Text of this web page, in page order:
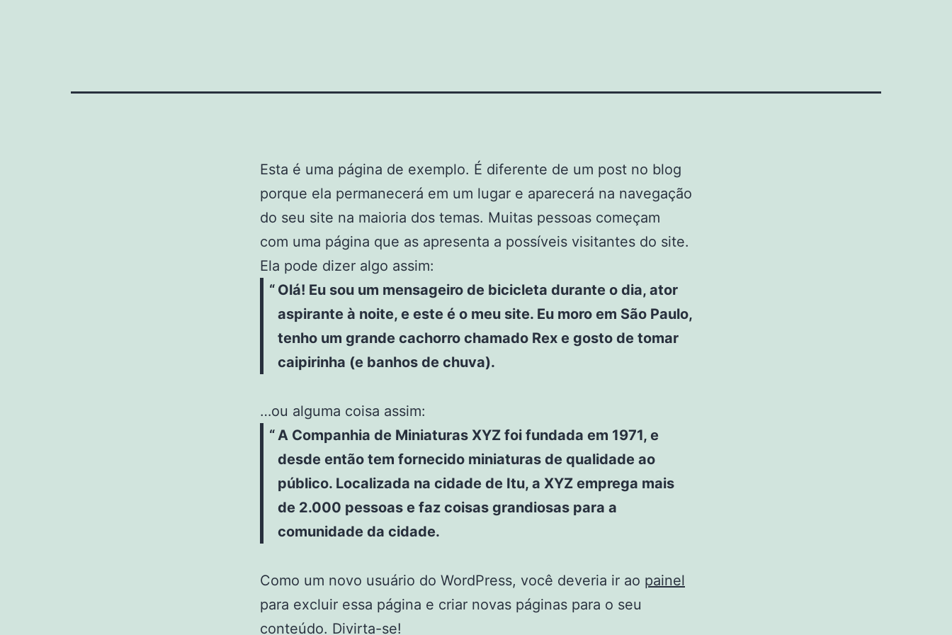
Esta é uma página de exemplo. É diferente de um post no blog
porque ela permanecerá em um lugar e aparecerá na navegação
do seu site na maioria dos temas. Muitas pessoas começam
com uma página que as apresenta a possíveis visitantes do site.
Ela pode dizer algo assim:
Olá! Eu sou um mensageiro de bicicleta durante o dia, ator
aspirante à noite, e este é o meu site. Eu moro em São Paulo,
tenho um grande cachorro chamado Rex e gosto de tomar
caipirinha (e banhos de chuva).
…ou alguma coisa assim:
A Companhia de Miniaturas XYZ foi fundada em 1971, e
desde então tem fornecido miniaturas de qualidade ao
público. Localizada na cidade de Itu, a XYZ emprega mais
de 2.000 pessoas e faz coisas grandiosas para a
comunidade da cidade.
Como um novo usuário do WordPress, você deveria ir ao painel
para excluir essa página e criar novas páginas para o seu
conteúdo. Divirta-se!